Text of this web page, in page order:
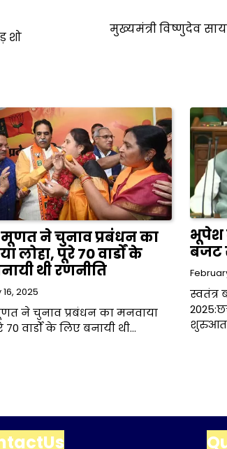
शो
मुख्यमंत्री विष्णुदेव
ने चुनाव प्रबंधन का
लोहा, पूरे 70 वार्डों के
थी रणनीति
2025
ने चुनाव प्रबंधन का मनवाया
70 वार्डों के लिए बनायी थी…
भूपेश
बजट
स्वतंत्र
शुरुआत